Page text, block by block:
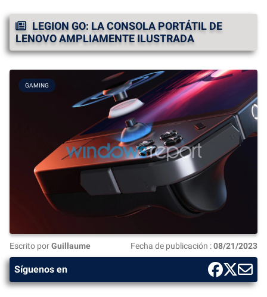
LEGION GO: LA CONSOLA PORTÁTIL DE
LENOVO AMPLIAMENTE ILUSTRADA
GAMING
Escrito porGuillaume Fecha de publicación :08/21/2023
Síguenos en